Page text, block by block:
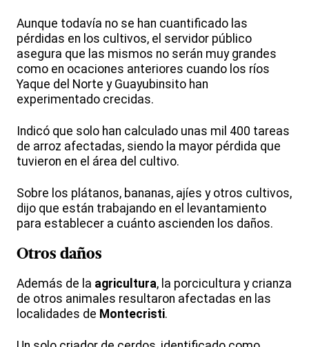
Aunque todavía no se han cuantificado las
pérdidas en los cultivos, el servidor público
asegura que las mismos no serán muy grandes
como en ocaciones anteriores cuando los ríos
Yaque del Norte y Guayubinsito han
experimentado crecidas.
Indicó que solo han calculado unas mil 400 tareas
de arroz afectadas, siendo la mayor pérdida que
tuvieron en el área del cultivo.
Sobre los plátanos, bananas, ajíes y otros cultivos,
dijo que están trabajando en el levantamiento
para establecer a cuánto ascienden los daños.
Otros daños
Además de la agricultura, la porcicultura y crianza
de otros animales resultaron afectadas en las
localidades de Montecristi.